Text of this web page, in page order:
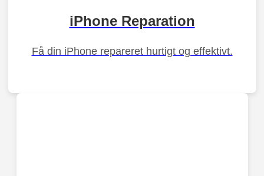
iPhone Reparation
Få din iPhone repareret hurtigt og effektivt.